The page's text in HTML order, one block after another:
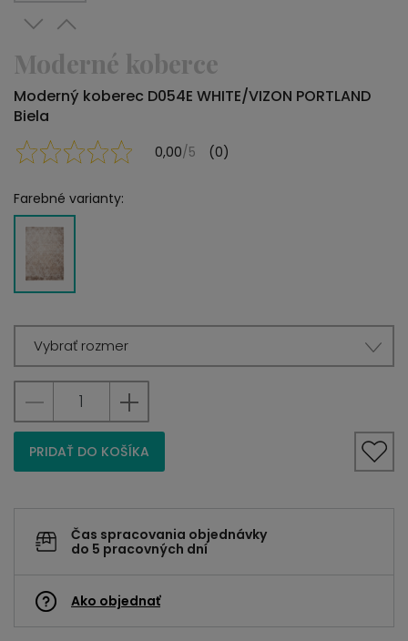
Moderné koberce
Moderný koberec D054E WHITE/VIZON PORTLAND
Biela
0,00/5 (0)
Farebné varianty:
Vybrať rozmer
PRIDAŤ DO KOŠÍKA
Čas spracovania objednávky
do 5 pracovných dní
Ako objednať